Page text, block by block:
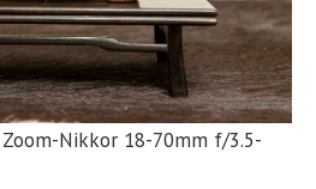
Zoom-Nikkor 18-70mm f/3.5-